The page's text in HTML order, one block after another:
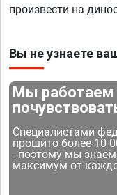
произвести на
Вы не узнаете
Мы работаем
Специалистами
прошито более 10
- поэтому мы
максимум от